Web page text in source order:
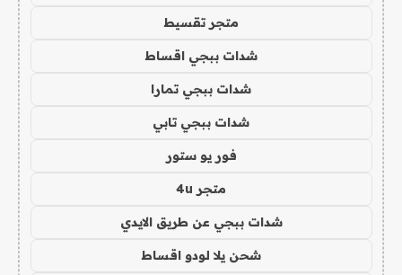
متجر تقسيط
شدات ببجي اقساط
شدات ببجي تمارا
شدات ببجي تابي
فور يو ستور
متجر 4u
شدات ببجي عن طريق الايدي
شحن يلا لودو اقساط